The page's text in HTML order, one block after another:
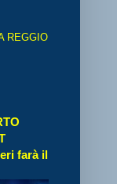
REGGIO
farà il